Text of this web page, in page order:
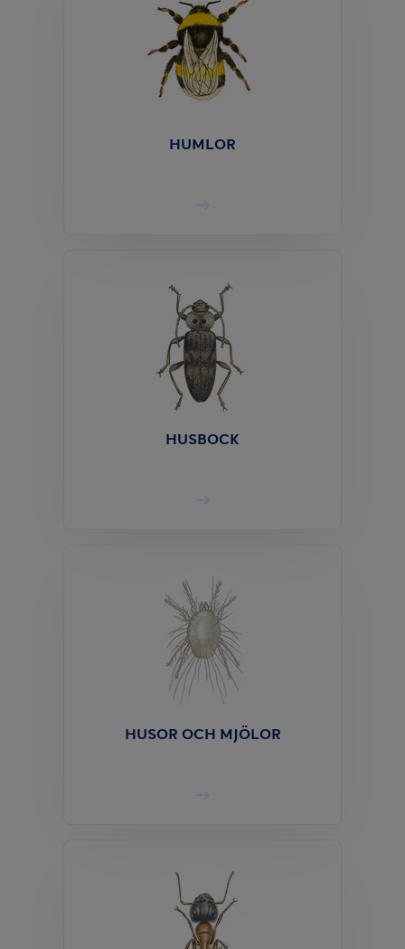
HUMLOR
HUSBOCK
HUSOR OCH MJÖLOR